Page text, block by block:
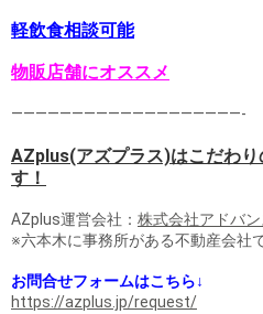
軽飲食相談可能
物販店舗にオススメ
———————————————————-
AZplus(アズプラス)はこだわ
す！
AZplus運営会社： 株式会社アドバ
※六本木に事務所がある不動産会社
お問合せフォームはこちら↓
https://azplus.jp/request/